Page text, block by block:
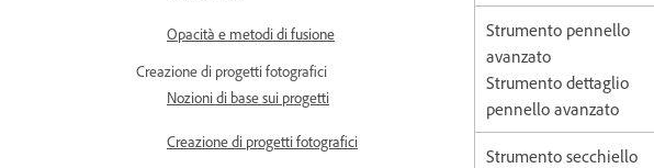
Opacità e metodi di fusione
Creazione di progetti fotografici
Nozioni di base sui progetti
Creazione di progetti fotografici
Strumento pennello
avanzato
Strumento dettaglio
pennello avanzato
Strumento secchiello